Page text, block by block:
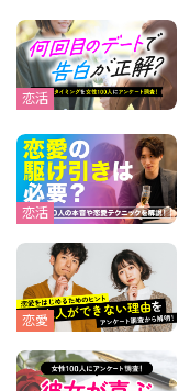
恋活
恋活
恋愛